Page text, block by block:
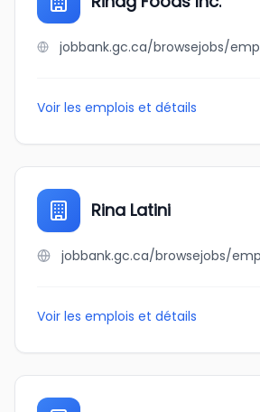
Voir les emplois et détails
Rina Latini
Voir les emplois et détails